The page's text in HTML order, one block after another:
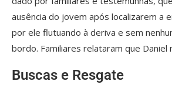
ausência do jovem após localizarem a
por ele flutuando à deriva e sem
bordo. Familiares relataram que Daniel
Buscas e Resgate